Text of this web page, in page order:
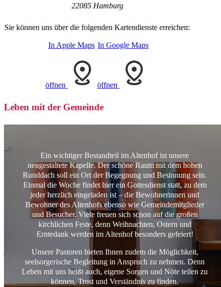
108
22085 Hamburg
Sie können uns über die folgenden Kartendienste erreichen:
In Apple Maps
öffnen
In Google Maps
öffnen
Informationen
das
und
Gemeindeangebote
Altenhof.
Leben mit der Gemeinde
Ein wichtiger Bestandteil im Altenhof ist unsere
neugestaltete Kapelle. Der schöne Raum mit dem hohen
Runddach soll ein Ort der Begegnung und Besinnung sein.
Einmal die Woche findet hier ein Gottesdienst statt, zu dem
jeder herzlich eingeladen ist – die Bewohnerinnen und
Bewohner des Altenhofs ebenso wie Gemeindemitglieder
und Besucher. Viele freuen sich schon auf die großen
kirchlichen Feste, denn Weihnachten, Ostern und
Erntedank werden im Altenhof besonders gefeiert!
Unsere Pastoren bieten Ihnen zudem die Möglichkeit,
seelsorgerische Begleitung in Anspruch zu nehmen. Denn
Leben mit uns heißt auch, eigene Sorgen und Nöte teilen zu
können, Trost und Verständnis zu finden.